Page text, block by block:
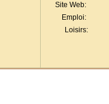
Site Web:
Emploi:
Loisirs: